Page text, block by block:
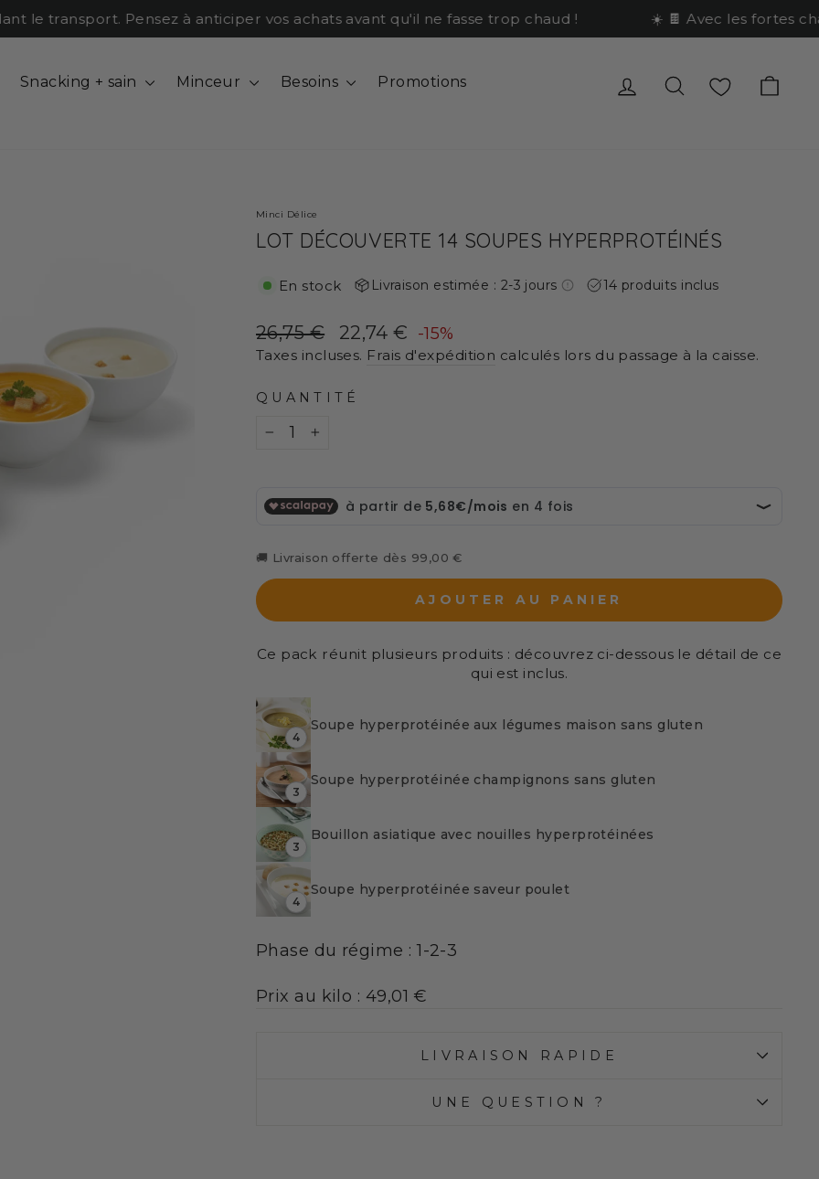
Pensez à anticiper vos achats avant qu'il ne fasse trop chaud ! ☀️ 🍫 Avec les fortes
Snacking + sain Minceur Besoins
Promotions
Se connecterRechercher
Favoris
Minci Délice
LOT DÉCOUVERTE 14 SOUPES HYPERPROTÉINÉS
En stock Livraison estimée : 2-3 jours 14 produits inclus
Prix
régulier
26,75 €
Prix
réduit
22,74 € -15%
Taxes incluses. Frais d'expédition calculés lors du passage à la caisse.
QUANTITÉ
🚚 Livraison offerte dès 99,00 €
AJOUTER AU PANIER
Ce pack réunit plusieurs produits : découvrez ci-dessous le détail de ce
qui est inclus.
4
Soupe hyperprotéinée aux légumes maison sans gluten
3
Soupe hyperprotéinée champignons sans gluten
3
Bouillon asiatique avec nouilles hyperprotéinées
4
Soupe hyperprotéinée saveur poulet
Phase du régime : 1-2-3
Prix au kilo : 49,01 €
LIVRAISON RAPIDE
UNE QUESTION ?